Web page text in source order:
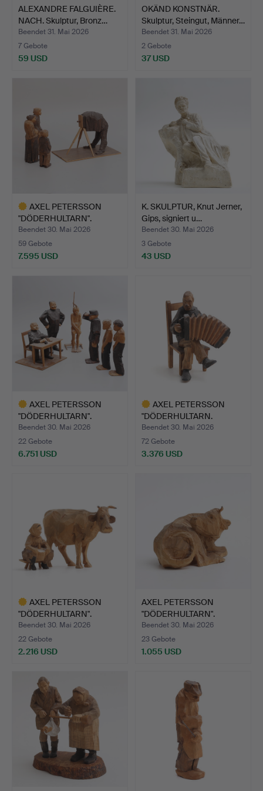
ALEXANDRE FALGUIÈRE.
NACH. Skulptur, Bronz…
Beendet 31. Mai 2026
7 Gebote
59 USD
OKÄND KONSTNÄR.
Skulptur, Steingut, Männer…
Beendet 31. Mai 2026
2 Gebote
37 USD
AXEL PETERSSON
"DÖDERHULTARN".
Skulptureng…
Beendet 30. Mai 2026
59 Gebote
7.595 USD
K. SKULPTUR, Knut Jerner,
Gips, signiert u…
Beendet 30. Mai 2026
3 Gebote
43 USD
AXEL PETERSSON
"DÖDERHULTARN".
Skulpturgru…
Beendet 30. Mai 2026
22 Gebote
6.751 USD
AXEL PETERSSON
"DÖDERHULTARN.
Skulptur, si…
Beendet 30. Mai 2026
72 Gebote
3.376 USD
AXEL PETERSSON
"DÖDERHULTARN".
Skulpturen,…
Beendet 30. Mai 2026
22 Gebote
2.216 USD
AXEL PETERSSON
"DÖDERHULTARN".
Skulptur, l…
Beendet 30. Mai 2026
23 Gebote
1.055 USD